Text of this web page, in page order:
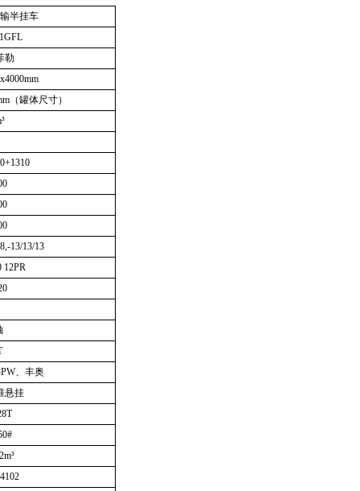
半挂车
勒
（罐体尺寸）
13/13/13
12PR
、丰奥
悬挂